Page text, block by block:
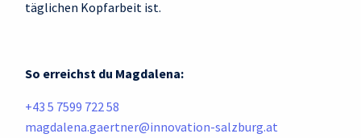
täglichen Kopfarbeit ist.
So erreichst du Magdalena:
+43 5 7599 722 58
magdalena.gaertner@innovation-salzburg.at